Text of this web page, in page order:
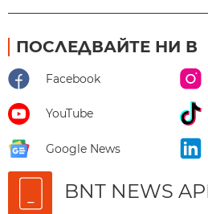
ПОСЛЕДВАЙТЕ НИ В
Facebook
YouTube
Google News
BNT NEWS